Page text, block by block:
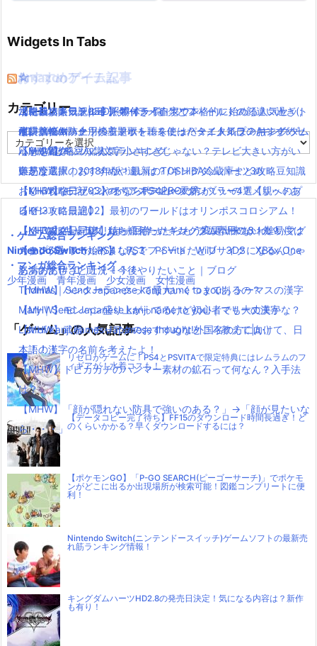
Widgets In Tabs
おすすめゲーム記事
【モンハンワールド】キャラメイクとフィールドの顔違い過ぎ(;
´Д｀)www
【MHW】モンハン文字小さすぎじゃない？テレビ大きい方がい
いかな？
【MHW】モンハンやるならPS4PROの方がいいの？メリットあ
る？
【MHW】キャラクリは一回作ったらもう変更出来ないの？
【モンハンワールド】なんでフィードだとブサイクになるんじゃ
ああああ(#ﾟДﾟ)！！！！！
【MHW】ハンターランクって最大いくつまであるの？
【MHW】モンハン盛り上がってるけど初心者でも大丈夫かな？
【MHW】武器：チャアクのおすすめなところ教えて|д･)
！！！！
【MHW】トビカガチのハンマー素材の鉱石って何なん？入手法
は？
【MHW】「顔が隠れない防具で強いのある？」→「顔が見たいな
ら・・・」
Amazonアイテム
水耕栽培キット|LED照明付き！自宅で本格的に始める人気セット
水耕栽培キット｜ペットボトルを使ったミニタイプのおすすめセ
ットを紹介
東芝冷蔵庫｜2018年版！最新のTOSHIBA冷蔵庫まとめ
おしゃれなデザインのペアステンレスタンブラー4選【親へのプ
レゼントに最適】
【ペアマグ】同棲したら揃えたい！カップル専用のかわいいマグ
カップ5選
☆
ニンテンドースイッチ 本体 一覧
使い捨てマスク
☆
消化器／人気ランキング
耐震・転倒防止用接着マット・ストッパー／人気ランキング
応急処置グッツ／人気ランキング
☆
【KH3攻略日記05】トワイライトタウン
キングダムハーツの主題歌を聴くには？タイトルは？/キングダム
ハーツ3攻略豆知識
難易度選択のおすすめや違いは？/キングダムハーツ3攻略豆知識
【KH3攻略日記03】オリンポス山〜天界！
【KH3攻略日記02】最初のワールドはオリンポスコロシアム！
【KH3攻略日記01】待ちに待ったキングダムハーツ3！難易度は
スタンダードで始めました！
怒濤の忙しさと近況＋今後やりたいこと｜ブログ
Thomas｜Send Japanese kanji name to you!｜トーマスの漢字
Mary｜Send Japanese kanji name to you!｜マリーの漢字
List of kanji names Japanese thought!外国名の方に向けて、日
本語の漢字の名前を考えたよ！
カテゴリー
テ
リ
ー
・ゲーム総合ランキング
Nintendo Switch
PS4 PS3 PSVita WiiU 3DS
XBox One
・マンガ総合ランキング
少年漫画
青年漫画 少女漫画 女性漫画
「ゲーム」の人気記事
リゼロがゲームに！PS4とPSVITAで限定特典にはレムラムのフ
ィギアが！水着コスも！
【データコピー完了待ち】FF15のダウンロード時間長過ぎ！ど
のくらいかかる？早くダウンロードするには？
【ポケモンGO】「P-GO SEARCH(ピーゴーサーチ)」でポケモ
ンがどこに出るか出現場所が検索可能！図鑑コンプリートに便
利！
Nintendo Switch(ニンテンドースイッチ)ゲームソフトの最新売
れ筋ランキング情報！
キングダムハーツHD2.8の発売日決定！気になる内容は？新作
も有り！